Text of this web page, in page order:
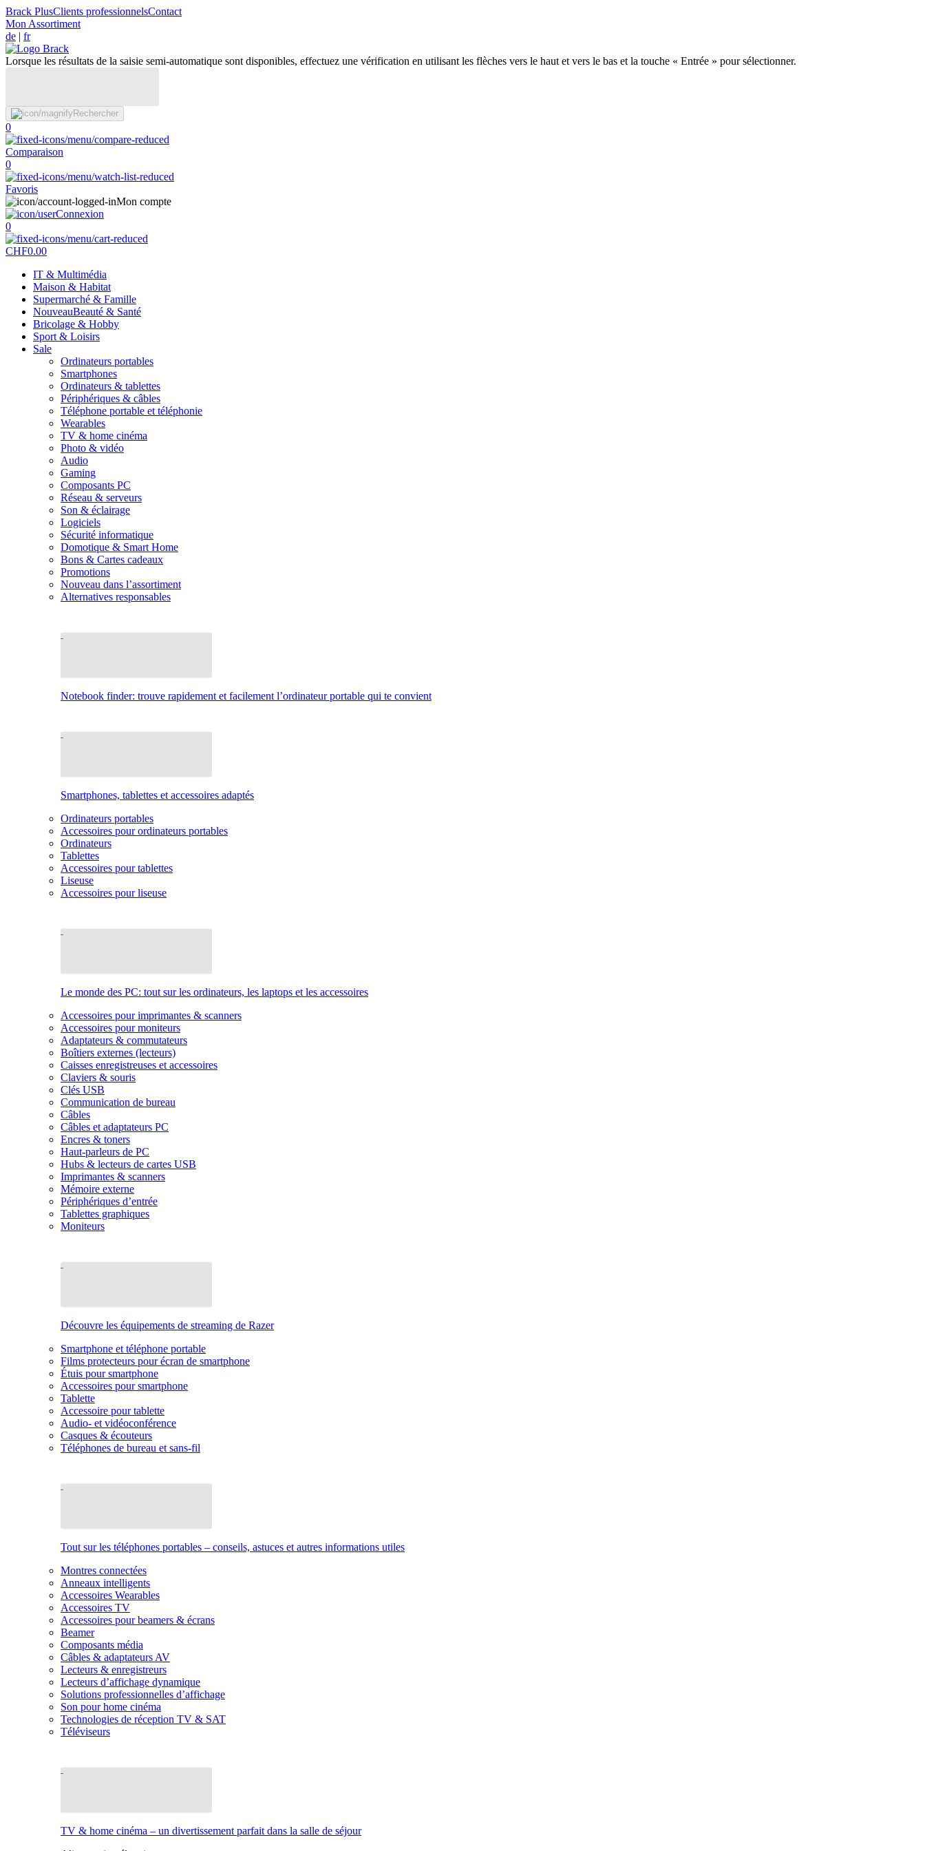
Brack PlusClients professionnelsContact
Mon Assortiment
de | fr
Lorsque les résultats de la saisie semi-automatique sont disponibles, effectuez une vérification en utilisant les flèches vers le haut et vers le bas et la touche « Entrée » pour sélectionner.
Rechercher
0
Comparaison
0
Favoris
Mon compte
Connexion
0
CHF0.00
IT & Multimédia
Maison & Habitat
Supermarché & Famille
NouveauBeauté & Santé
Bricolage & Hobby
Sport & Loisirs
Sale
Ordinateurs portables
Smartphones
Ordinateurs & tablettes
Périphériques & câbles
Téléphone portable et téléphonie
Wearables
TV & home cinéma
Photo & vidéo
Audio
Gaming
Composants PC
Réseau & serveurs
Son & éclairage
Logiciels
Sécurité informatique
Domotique & Smart Home
Bons & Cartes cadeaux
Promotions
Nouveau dans l’assortiment
Alternatives responsables
Notebook finder: trouve rapidement et facilement l’ordinateur portable qui te convient
Smartphones, tablettes et accessoires adaptés
Ordinateurs portables
Accessoires pour ordinateurs portables
Ordinateurs
Tablettes
Accessoires pour tablettes
Liseuse
Accessoires pour liseuse
Le monde des PC: tout sur les ordinateurs, les laptops et les accessoires
Accessoires pour imprimantes & scanners
Accessoires pour moniteurs
Adaptateurs & commutateurs
Boîtiers externes (lecteurs)
Caisses enregistreuses et accessoires
Claviers & souris
Clés USB
Communication de bureau
Câbles
Câbles et adaptateurs PC
Encres & toners
Haut-parleurs de PC
Hubs & lecteurs de cartes USB
Imprimantes & scanners
Mémoire externe
Périphériques d’entrée
Tablettes graphiques
Moniteurs
Découvre les équipements de streaming de Razer
Smartphone et téléphone portable
Films protecteurs pour écran de smartphone
Étuis pour smartphone
Accessoires pour smartphone
Tablette
Accessoire pour tablette
Audio- et vidéoconférence
Casques & écouteurs
Téléphones de bureau et sans-fil
Tout sur les téléphones portables – conseils, astuces et autres informations utiles
Montres connectées
Anneaux intelligents
Accessoires Wearables
Accessoires TV
Accessoires pour beamers & écrans
Beamer
Composants média
Câbles & adaptateurs AV
Lecteurs & enregistreurs
Lecteurs d’affichage dynamique
Solutions professionnelles d’affichage
Son pour home cinéma
Technologies de réception TV & SAT
Téléviseurs
TV & home cinéma – un divertissement parfait dans la salle de séjour